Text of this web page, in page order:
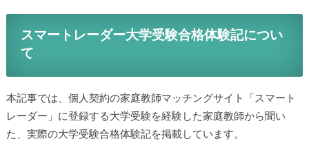
スマートレーダー大学受験合格体験記につい
て
本記事では、個人契約の家庭教師マッチングサイト「スマート
レーダー」に登録する大学受験を経験した家庭教師から聞い
た、実際の大学受験合格体験記を掲載しています。